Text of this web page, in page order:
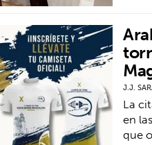
J.J.
La
en
que